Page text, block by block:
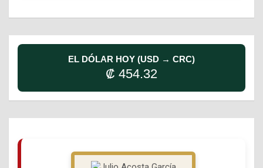
EL DÓLAR HOY (USD → CRC)
₡ 454.32